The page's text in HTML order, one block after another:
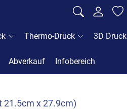
Thermo-Druck 3D Druck
Abverkauf Infobereich
21.5cm x 27.9cm)